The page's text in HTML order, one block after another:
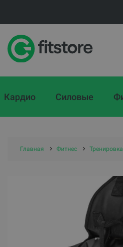
Кардио Силовые
Главная Фитнес